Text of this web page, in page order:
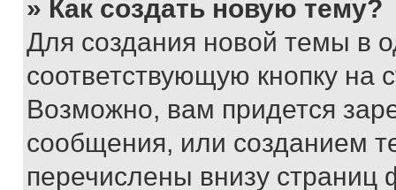
» Как создать новую тему?
Для создания новой темы в
соответствующую кнопку
Возможно, вам придется
сообщения, или созданием
перечислены внизу